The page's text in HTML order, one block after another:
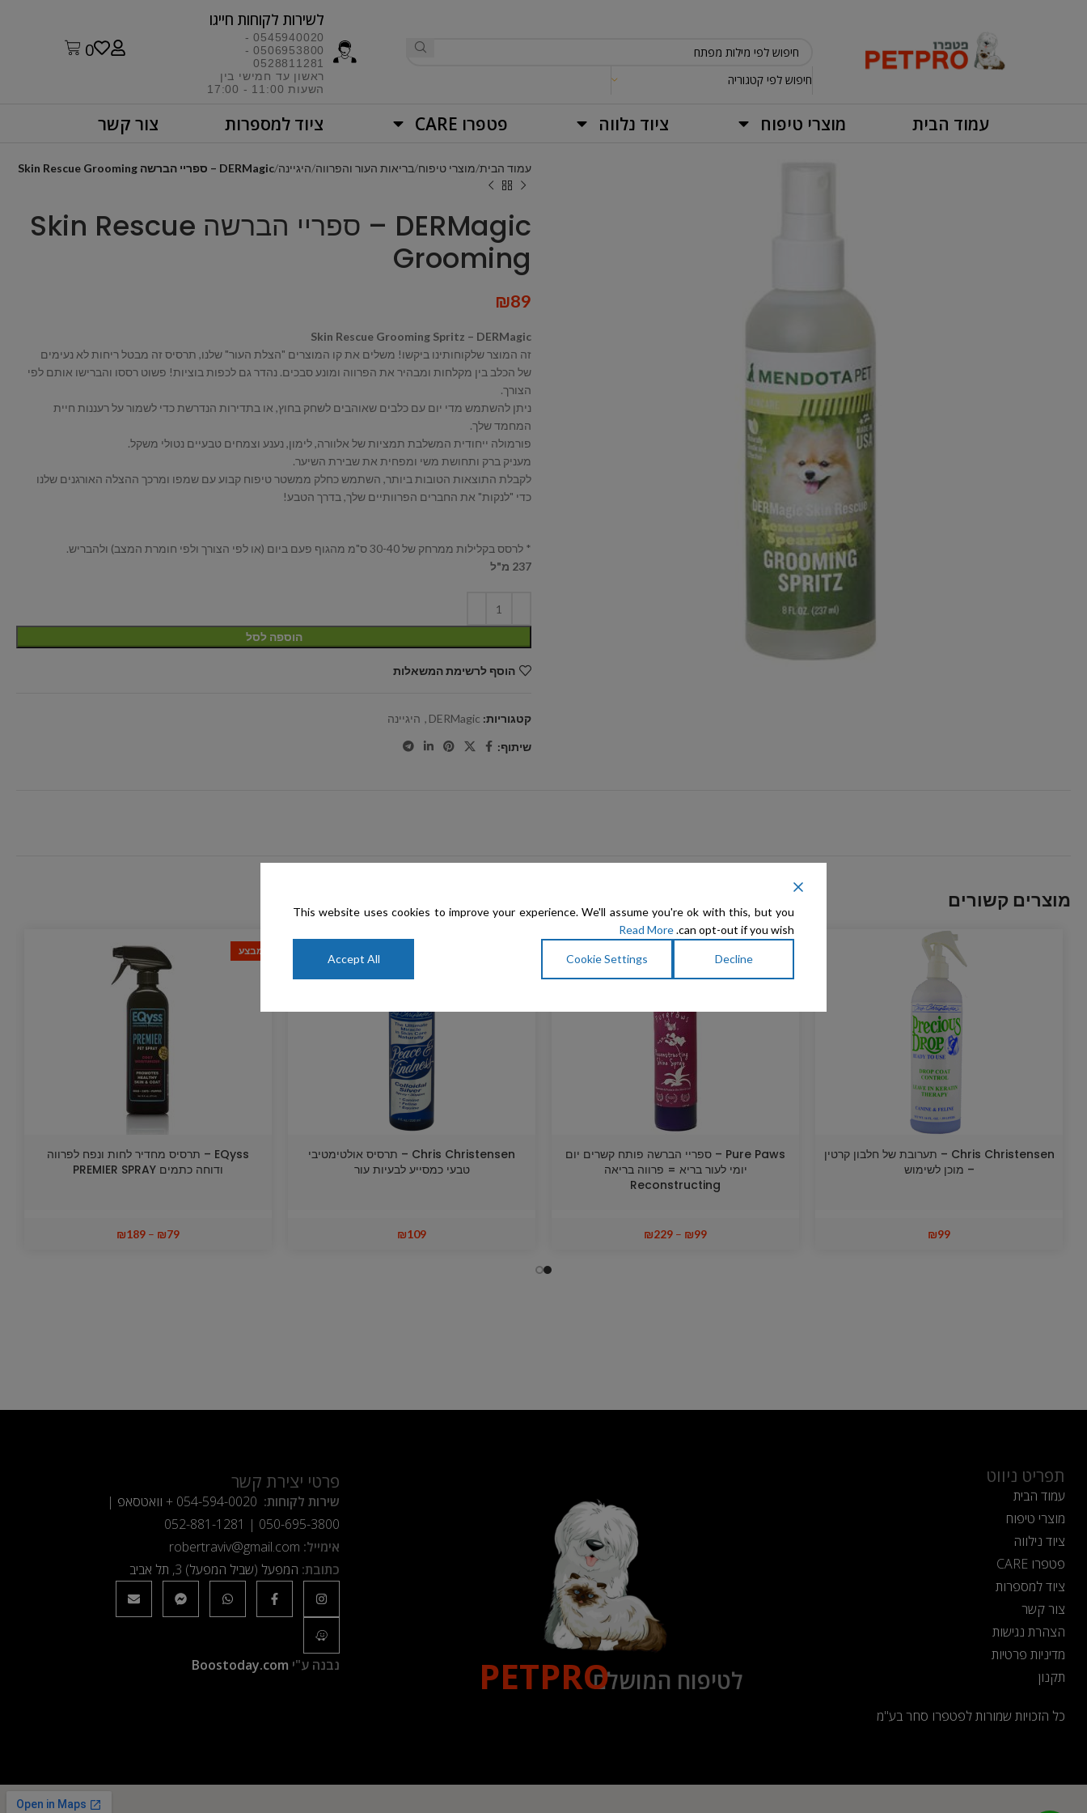
חיפוש לפי קטגוריה
לשירות לקוחות חייגו​
0545940020 -
0506953800 -
0528811281
ראשון עד חמישי בין
השעות 11:00 - 17:00​
0
עמוד הבית מוצרי טיפוח ציוד נלווה פטפרו CARE ציוד למספרות צור קשר
עמוד הבית מוצרי טיפוח בריאות העור והפרווה היגיינה DERMagic – ספריי הברשה Skin Rescue Grooming
DERMagic – ספריי הברשה Skin Rescue
Grooming
₪89
Skin Rescue Grooming Spritz – DERMagic
זה המוצר שלקוחותינו ביקשו! משלים את קו המוצרים "הצלת העור" שלנו, תרסיס זה מבטל ריחות לא נעימים
של הכלב בין מקלחות ומבהיר את הפרווה ומונע סבכים. נהדר גם לכפות בוציות! פשוט רססו והברישו אותם לפי
הצורך.
ניתן להשתמש מדי יום עם כלבים שאוהבים לשחק בחוץ, או בתדירות הנדרשת כדי לשמור על רעננות חיית
המחמד שלך.
פורמולה ייחודית המשלבת תמציות של אלוורה, לימון, נענע וצמחים טבעיים נטולי משקל.
מעניק ברק ותחושת משי ומפחית את שבירת השיער.
לקבלת התוצאות הטובות ביותר, השתמש כחלק ממשטר טיפוח קבוע עם שמפו ומרכך ההצלה האורגנים שלנו
כדי "לנקות" את החברים הפרוותיים שלך, בדרך הטבע!
* לרסס בקלילות ממרחק של 30-40 ס"מ מהגוף פעם ביום (או לפי הצורך ולפי חומרת המצב) ולהבריש.
237 מ"ל
הוספה לסל
הוסף לרשימת המשאלות
קטגוריות: DERMagic
, היגיינה
שיתוף:
מוצרים קשורים
Chris Christensen – תערובת של חלבון קרטין
– מוכן לשימוש
₪99
Pure Paws – ספריי הברשה פותח קשרים יום
יומי לעור בריא = פרווה בריאה
Reconstructing
₪99
–
₪229
Chris Christensen – תרסיס אולטימטיבי
טבעי כמסייע לבעיות עור
₪109
מבצע
EQyss – תרסיס מחדיר לחות ונפח לפרווה
ודוחה כתמים PREMIER SPRAY
₪79
–
₪189
תפריט ניווט
עמוד הבית
מוצרי טיפוח
ציוד נילווה
פטפרו CARE
ציוד למספרות
צור קשר
הצהרת נגישות
מדיניות פרטיות
תקנון
כל הזכויות שמורות לפטפרו סחר בע"מ
לטיפוח המושלםPETPRO
פרטי יצירת קשר
שירות לקוחות: 054-594-0020 + וואטסאפ |
050-695-3800
|
052-881-1281
אימייל: robertraviv@gmail.com
כתובת: המפעל (שביל המפעל) 3, תל אביב
נבנה ע"י Boostoday.com
This website uses cookies to improve your experience. We'll assume you're ok with this, but you
can opt-out if you wish.
Read More
Decline
Cookie Settings
Accept All